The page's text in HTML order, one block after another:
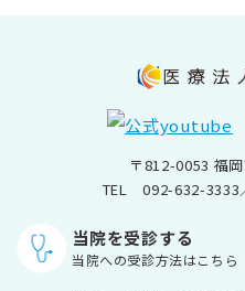
〒812-0053 福
TEL092-632-3333
当院を受診する
当院への受診方法はこちら